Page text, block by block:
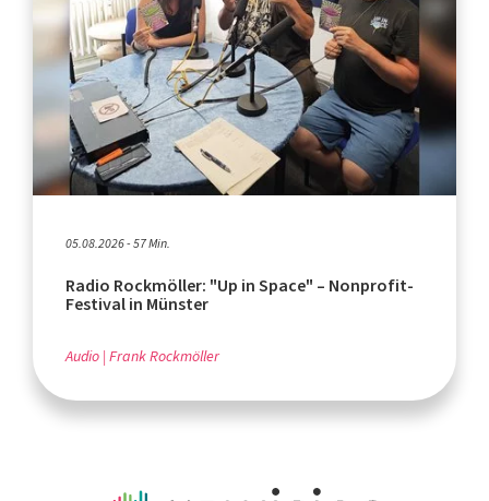
05.08.2026 - 57 Min.
Radio Rockmöller: "Up in Space" – Nonprofit-
Festival in Münster
Audio Frank Rockmöller